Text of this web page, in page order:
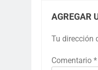
AGREGAR
Tu dirección
Comentario *